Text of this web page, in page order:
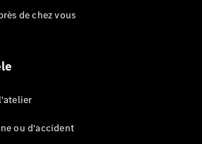
de chez vous
ou d'accident